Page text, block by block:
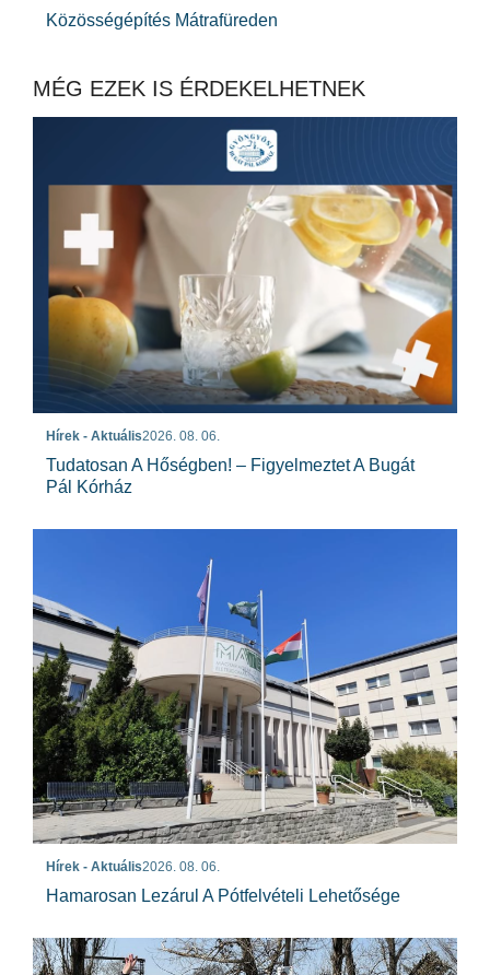
Közösségépítés Mátrafüreden
MÉG EZEK IS ÉRDEKELHETNEK
Hírek - Aktuális2026. 08. 06.
Tudatosan A Hőségben! – Figyelmeztet A Bugát
Pál Kórház
Hírek - Aktuális2026. 08. 06.
Hamarosan Lezárul A Pótfelvételi Lehetősége